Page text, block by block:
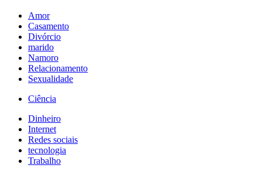
Amor
Casamento
Divórcio
marido
Namoro
Relacionamento
Sexualidade
Ciência
Dinheiro
Internet
Redes sociais
tecnologia
Trabalho